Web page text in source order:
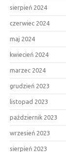
sierpień 2024
czerwiec 2024
maj 2024
kwiecień 2024
marzec 2024
grudzień 2023
listopad 2023
październik 2023
wrzesień 2023
sierpień 2023